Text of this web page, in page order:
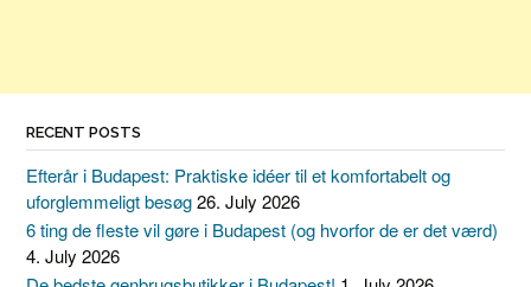
RECENT POSTS
Efterår i Budapest: Praktiske idéer til et komfortabelt og
uforglemmeligt besøg26. July 2026
6 ting de fleste vil gøre i Budapest (og hvorfor de er det værd)
4. July 2026